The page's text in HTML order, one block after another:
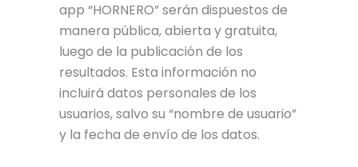
app “HORNERO” serán dispuestos de
manera pública, abierta y gratuita,
luego de la publicación de los
resultados. Esta información no
incluirá datos personales de los
usuarios, salvo su “nombre de usuario”
y la fecha de envío de los datos.